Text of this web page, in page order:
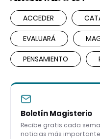
ACCEDER
EVALUARÁ
PENSAMIENTO
Boletín Magisterio
Recibe gratis cada
noticias más